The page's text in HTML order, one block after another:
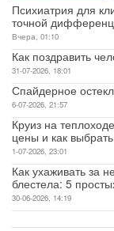
Психиатрия для
точной
Вчера, 01:10
Как поздравить
31-07-2026, 18:01
Спайдерное
6-07-2026, 21:57
Круиз на
цены и как
1-07-2026, 23:01
Как ухаживать за
блестела: 5
30-06-2026, 14:19